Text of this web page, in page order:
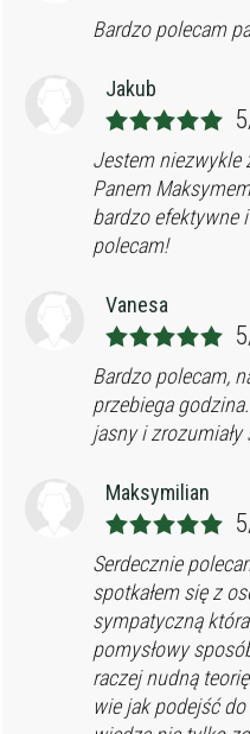
Bardzo polecam
Jakub
Jestem niezwykle
Panem
bardzo efektywne
polecam!
Vanesa
Bardzo polecam,
przebiega
jasny i
Maksymilian
Serdecznie
spotkałem się z
sympatyczną
pomysłowy
raczej nudną
wie jak podejść